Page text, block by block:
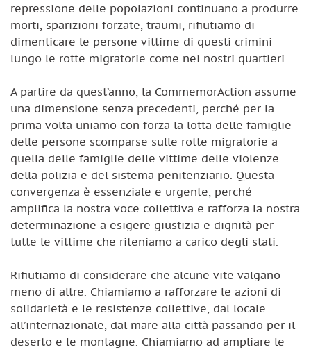
repressione delle popolazioni continuano a produrre
morti, sparizioni forzate, traumi, rifiutiamo di
dimenticare le persone vittime di questi crimini
lungo le rotte migratorie come nei nostri quartieri.
A partire da quest’anno, la CommemorAction assume
una dimensione senza precedenti, perché per la
prima volta uniamo con forza la lotta delle famiglie
delle persone scomparse sulle rotte migratorie a
quella delle famiglie delle vittime delle violenze
della polizia e del sistema penitenziario. Questa
convergenza è essenziale e urgente, perché
amplifica la nostra voce collettiva e rafforza la nostra
determinazione a esigere giustizia e dignità per
tutte le vittime che riteniamo a carico degli stati.
Rifiutiamo di considerare che alcune vite valgano
meno di altre. Chiamiamo a rafforzare le azioni di
solidarietà e le resistenze collettive, dal locale
all’internazionale, dal mare alla città passando per il
deserto e le montagne. Chiamiamo ad ampliare le